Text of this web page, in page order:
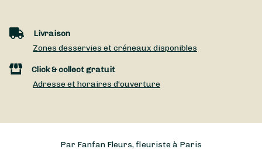
Livraison
Zones desservies et créneaux disponibles
Click & collect gratuit
Adresse et horaires d'ouverture
Par Fanfan Fleurs, fleuriste à Paris